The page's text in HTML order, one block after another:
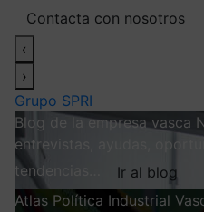
Contacta con nosotros
‹
›
Grupo SPRI
Blog de la empresa vasca
entrevistas, ayudas,
tendencias…
Ir al blog
Atlas Política Industrial